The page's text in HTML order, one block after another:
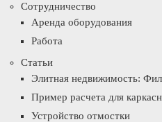
Сотрудничество
Аренда оборудования
Работа
Статьи
Элитная недвижимость:
Пример расчета для
Устройство отмостки